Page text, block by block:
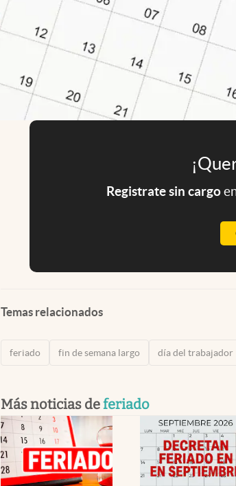
Registrate sin cargo
Temas relacionados
feriado fin de semana largo día del trabajador
Más noticias deferiado